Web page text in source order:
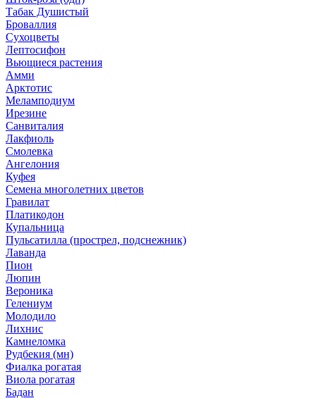
Табак Душистый
Броваллия
Сухоцветы
Лептосифон
Вьющиеся растения
Амми
Арктотис
Меламподиум
Ирезине
Санвиталия
Лакфиоль
Смолевка
Ангелония
Куфея
Семена многолетних цветов
Гравилат
Платикодон
Купальница
Пульсатилла (прострел, подснежник)
Лаванда
Пион
Люпин
Вероника
Гелениум
Молодило
Лихнис
Камнеломка
Рудбекия (мн)
Фиалка рогатая
Виола рогатая
Бадан